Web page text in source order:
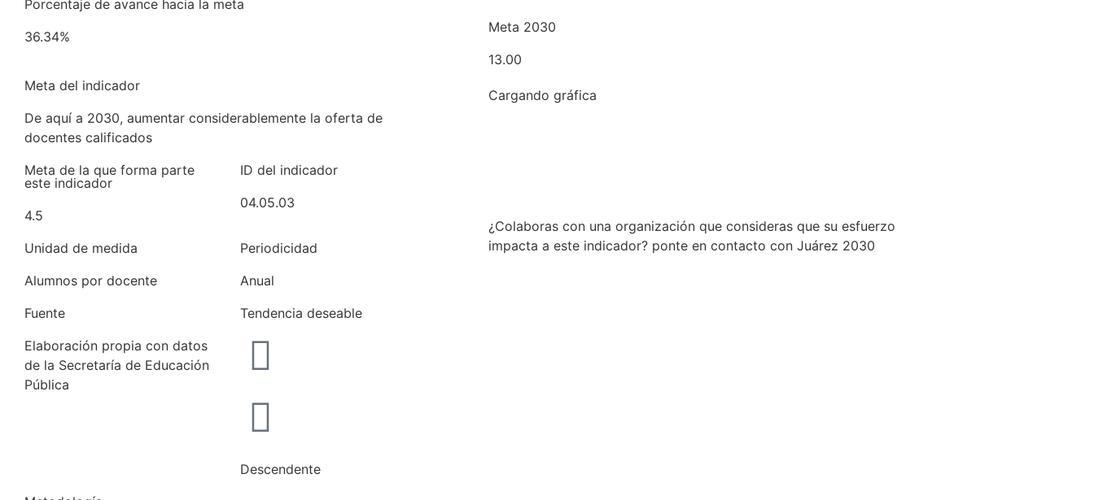
Porcentaje de avance hacia la meta
36.34%
Meta del indicador
De aquí a 2030, aumentar considerablemente la oferta de
docentes calificados
Meta de la que forma parte
este indicador
4.5
ID del indicador
04.05.03
Unidad de medida
Alumnos por docente
Periodicidad
Anual
Fuente
Elaboración propia con datos
de la Secretaría de Educación
Pública
Tendencia deseable
Descendente
Meta 2030
13.00
Cargando gráfica
¿Colaboras con una organización que consideras que su esfuerzo
impacta a este indicador? ponte en contacto con Juárez 2030